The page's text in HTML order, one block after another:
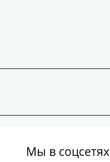
Мы в соцсетях